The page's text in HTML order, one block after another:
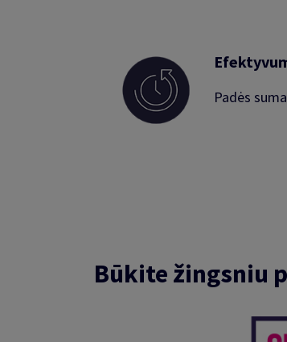
Padės
Būkite žingsniu